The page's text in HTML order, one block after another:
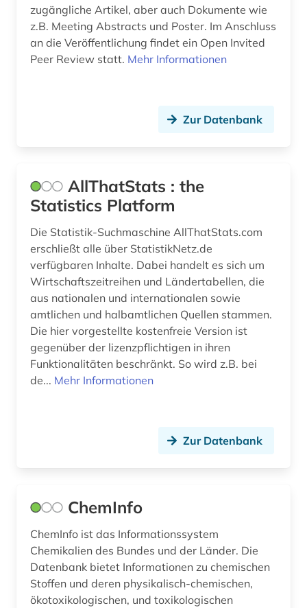
informatik (1)
ingenieurwissenschaften (1)
kernphysik (1)
landwirtschaft (2)
migration (2)
mitgliedsstaaten (2)
naturgefahr (1)
naturwissenschaft (1)
naturwissenschaften (1)
oecd (2)
oecd-staaten (1)
portal (1)
sicherheit (1)
sicherungstechnik (1)
soziologie (3)
zugängliche Artikel, aber auch Dokumente wie
z.B. Meeting Abstracts und Poster. Im Anschluss
an die Veröffentlichung findet ein Open Invited
Peer Review statt. Mehr Informationen
Zur Datenbank
AllThatStats : the
Statistics Platform
Die Statistik-Suchmaschine AllThatStats.com
erschließt alle über StatistikNetz.de
verfügbaren Inhalte. Dabei handelt es sich um
Wirtschaftszeitreihen und Ländertabellen, die
aus nationalen und internationalen sowie
amtlichen und halbamtlichen Quellen stammen.
Die hier vorgestellte kostenfreie Version ist
gegenüber der lizenzpflichtigen in ihren
Funktionalitäten beschränkt. So wird z.B. bei
de... Mehr Informationen
Zur Datenbank
ChemInfo
ChemInfo ist das Informationssystem
Chemikalien des Bundes und der Länder. Die
Datenbank bietet Informationen zu chemischen
Stoffen und deren physikalisch-chemischen,
ökotoxikologischen, und toxikologischen